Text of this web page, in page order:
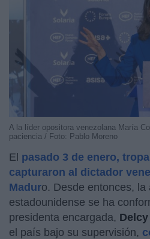
A la líder opositora venezolana María
paciencia / Foto: Pablo Moreno
El pasado 3 de enero,
capturaron al dictador
Maduro. Desde entonces, la
estadounidense se ha
presidenta encargada,
el país bajo su supervisión,